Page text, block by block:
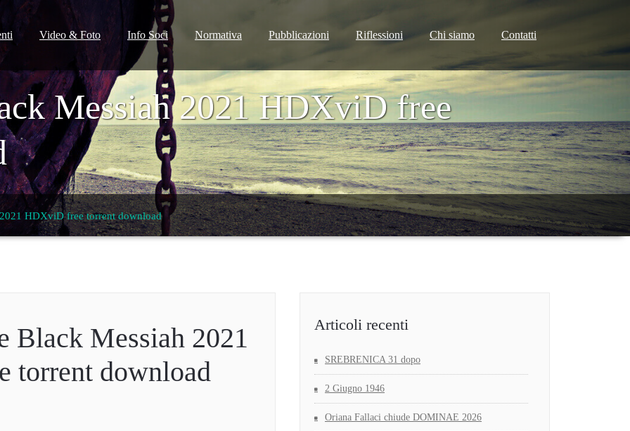
Video & Foto Info Soci Normativa Pubblicazioni Riflessioni Chi siamo Contatti
Messiah 2021 HDXviD free
HDXviD free torrent download
Black Messiah 2021
torrent download
Articoli recenti
SREBRENICA 31 dopo
2 Giugno 1946
Oriana Fallaci chiude DOMINAE 2026